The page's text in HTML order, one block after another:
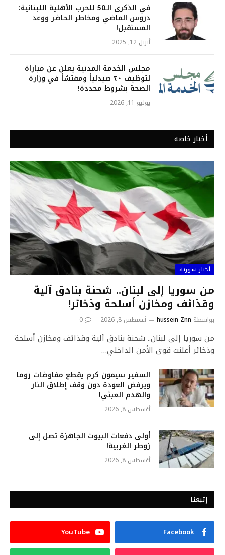
في الذكرى الـ50 للحرب الأهلية اللبنانية:
دروس الماضي ومخاطر الحاضر ووعد
المستقبل!
أبريل 12, 2025
مجلس الخدمة المدنية يعلن عن مباراة
لتوظيف ٢٠ صيدلياً ومفتشاً في وزارة
الصحة بشروط محددة!
يوليو 11, 2026
أخبار خاصة
أخبار سورية
من سوريا إلى لبنان.. شحنة بنادق آلية
وقذائف ومخازن أسلحة وذخائر!
بواسطة hussein Znn أغسطس 8, 2026 0
من سوريا إلى لبنان.. شحنة بنادق آلية وقذائف ومخازن أسلحة
وذخائر أعلنت قوى الأمن الداخلي…
السفير سيمون كرم يقطع مفاوضات روما
ويرفض العودة دون وقف إطلاق النار
والهدم العبثي!
أغسطس 8, 2026
أولى دفعات البيوت الجاهزة تصل إلى
زوطر الغربية!
أغسطس 8, 2026
إتبعنا
Facebook
YouTube